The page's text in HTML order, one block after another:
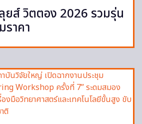
ลุยส์ วิตตอง 2026 รวมรุ่น
าคา